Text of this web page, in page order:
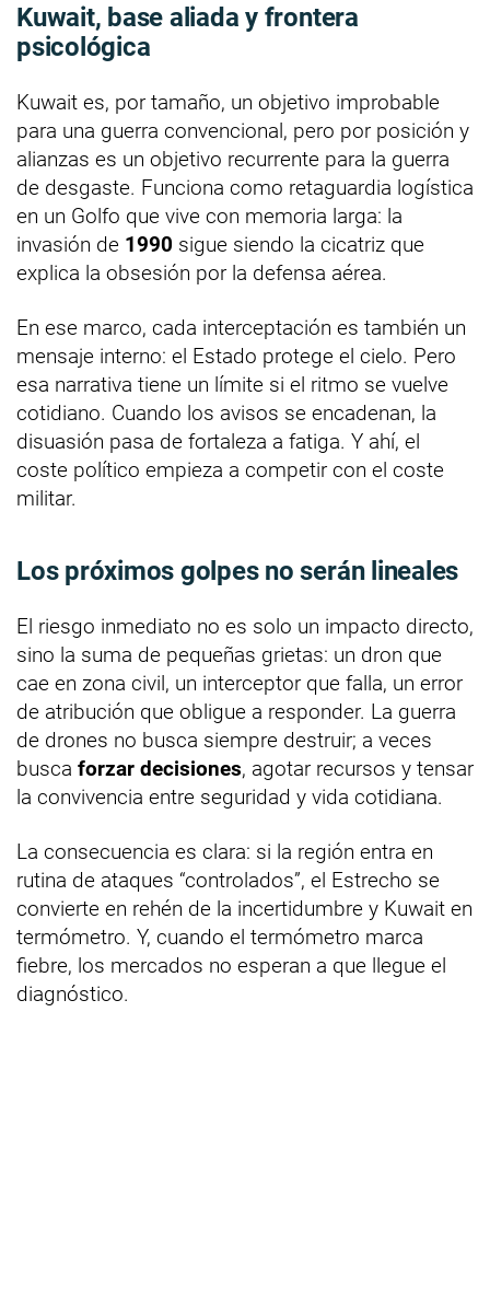
Kuwait, base aliada y frontera
psicológica
Kuwait es, por tamaño, un objetivo improbable
para una guerra convencional, pero por posición y
alianzas es un objetivo recurrente para la guerra
de desgaste. Funciona como retaguardia logística
en un Golfo que vive con memoria larga: la
invasión de 1990 sigue siendo la cicatriz que
explica la obsesión por la defensa aérea.
En ese marco, cada interceptación es también un
mensaje interno: el Estado protege el cielo. Pero
esa narrativa tiene un límite si el ritmo se vuelve
cotidiano. Cuando los avisos se encadenan, la
disuasión pasa de fortaleza a fatiga. Y ahí, el
coste político empieza a competir con el coste
militar.
Los próximos golpes no serán lineales
El riesgo inmediato no es solo un impacto directo,
sino la suma de pequeñas grietas: un dron que
cae en zona civil, un interceptor que falla, un error
de atribución que obligue a responder. La guerra
de drones no busca siempre destruir; a veces
busca forzar decisiones, agotar recursos y tensar
la convivencia entre seguridad y vida cotidiana.
La consecuencia es clara: si la región entra en
rutina de ataques “controlados”, el Estrecho se
convierte en rehén de la incertidumbre y Kuwait en
termómetro. Y, cuando el termómetro marca
fiebre, los mercados no esperan a que llegue el
diagnóstico.